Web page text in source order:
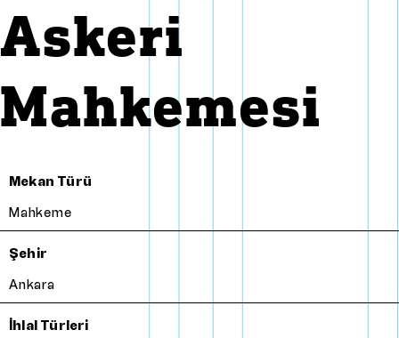
Askeri
Mahkemesi
Mekan Türü
Mahkeme
Şehir
Ankara
İhlal Türleri